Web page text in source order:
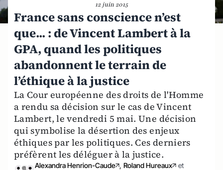
12 juin 2015
France sans conscience n’est
que... : de Vincent Lambert à la
GPA, quand les politiques
abandonnent le terrain de
l’éthique à la justice
La Cour européenne des droits de l'Homme
a rendu sa décision sur le cas de Vincent
Lambert, le vendredi 5 mai. Une décision
qui symbolise la désertion des enjeux
éthiques par les politiques. Ces derniers
préfèrent les déléguer à la justice.
Alexandra Henrion-Caude , Roland Hureaux
et